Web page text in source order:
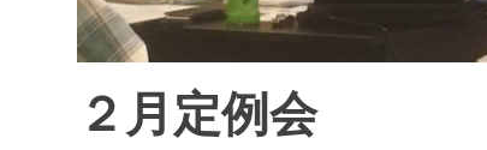
２月定例会